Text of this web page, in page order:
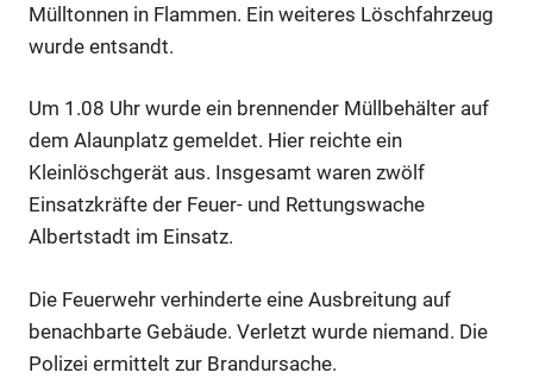
Anzeige
Mülltonnen in Flammen. Ein weiteres Löschfahrzeug
wurde entsandt.
Um 1.08 Uhr wurde ein brennender Müllbehälter auf
dem Alaunplatz gemeldet. Hier reichte ein
Kleinlöschgerät aus. Insgesamt waren zwölf
Einsatzkräfte der Feuer- und Rettungswache
Albertstadt im Einsatz.
Die Feuerwehr verhinderte eine Ausbreitung auf
benachbarte Gebäude. Verletzt wurde niemand. Die
Polizei ermittelt zur Brandursache.